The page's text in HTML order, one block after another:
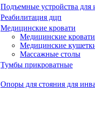
Подъемные устройства для
Реабилитация дцп
Медицинские кровати
Медицинские
Медицинские
Массажные столы
Тумбы прикроватные
Опоры для стояния для